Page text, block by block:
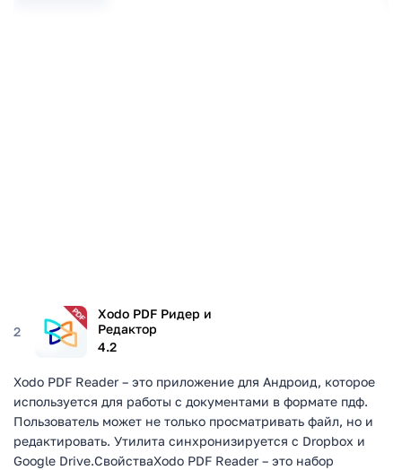
2
Xodo PDF Ридер и
Редактор
4.2
Xodo PDF Reader – это приложение для Андроид, которое
используется для работы с документами в формате пдф.
Пользователь может не только просматривать файл, но и
редактировать. Утилита синхронизируется с Dropbox и
Google Drive.СвойстваXodo PDF Reader – это набор